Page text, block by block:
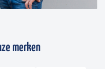
merken